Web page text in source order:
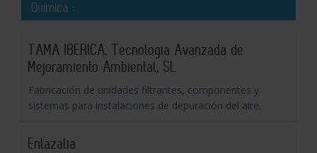
Química :
TAMA IBERICA, Tecnologia Avanzada de
Mejoramiento Ambiental, SL
Fabricación de unidades filtrantes, componentes y
sistemas para instalaciones de depuración del aire.
Enlazalia